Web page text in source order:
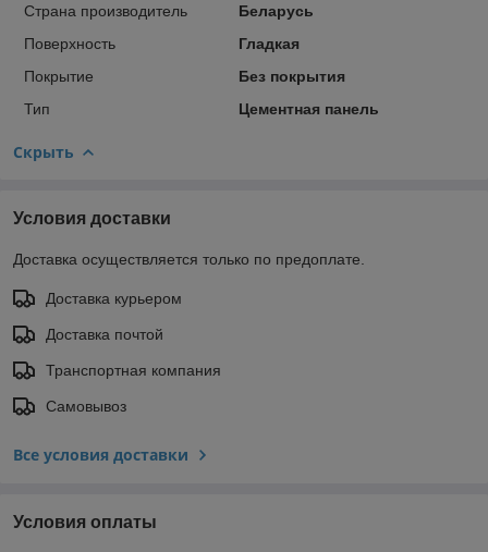
Страна производитель
Беларусь
Поверхность
Гладкая
Покрытие
Без покрытия
Тип
Цементная панель
Скрыть
Условия доставки
Доставка осуществляется только по предоплате.
Доставка курьером
Доставка почтой
Транспортная компания
Самовывоз
Все условия доставки
Условия оплаты